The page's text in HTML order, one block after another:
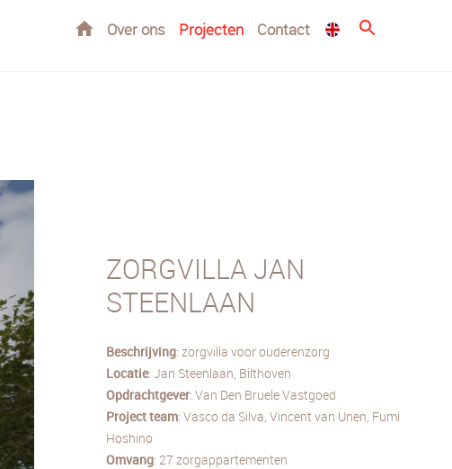
HomeOver ons Projecten Contact
ZORGVILLA JAN
STEENLAAN
Beschrijving: zorgvilla voor ouderenzorg
Locatie: Jan Steenlaan, Bilthoven
Opdrachtgever: Van Den Bruele Vastgoed
Project team: Vasco da Silva, Vincent van Unen, Fumi
Hoshino
Omvang: 27 zorgappartementen